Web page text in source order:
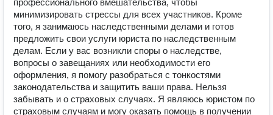
профессионального вмешательства, чтобы
минимизировать стрессы для всех участников. Кроме
того, я занимаюсь наследственными делами и готов
предложить свои услуги юриста по наследственным
делам. Если у вас возникли споры о наследстве,
вопросы о завещаниях или необходимости его
оформления, я помогу разобраться с тонкостями
законодательства и защитить ваши права. Нельзя
забывать и о страховых случаях. Я являюсь юристом по
страховым случаям и могу оказать помощь в получении